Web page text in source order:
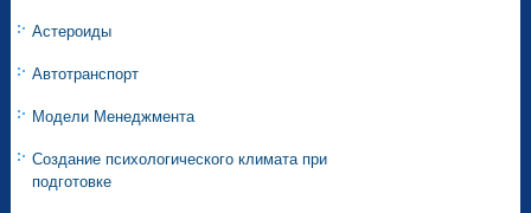
Астероиды
Автотранспорт
Модели Менеджмента
Создание психологического климата при
подготовке